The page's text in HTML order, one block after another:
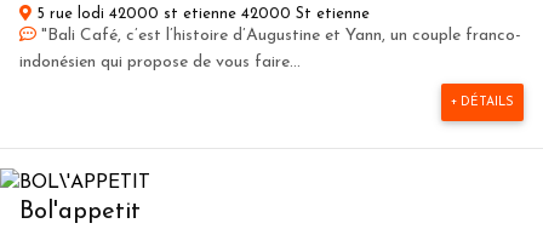
5 rue lodi 42000 st etienne 42000 St etienne
"Bali Café, c’est l’histoire d’Augustine et Yann, un couple franco-
indonésien qui propose de vous faire...
+ DÉTAILS
Bol'appetit